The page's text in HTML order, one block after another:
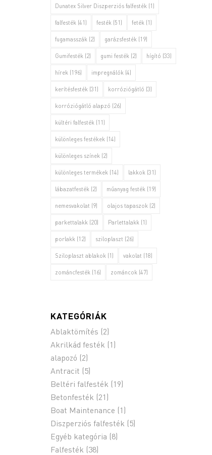
Dunatex Silver Diszperziós falfesték (1)
falfesték (41) festék (51) feték (1)
fugamasszák (2) garázsfesték (19)
Gumifesték (2) gumi festék (2) hígító (33)
hírek (196) impregnálók (4)
kerítésfesték (31) korróziógátló (3)
korróziógátló alapzó (26)
kültéri falfesték (11)
különleges festékek (14)
különleges színek (2)
különleges termékek (14) lakkok (31)
lábazatfesték (2) műanyag festék (19)
nemesvakolat (9) olajos tapaszok (2)
parkettalakk (20) Parlettalakk (1)
porlakk (12) sziloplaszt (26)
Sziloplaszt ablakok (1) vakolat (18)
zománcfesték (16) zománcok (47)
KATEGÓRIÁK
Ablaktömítés (2)
Akrilkád festék (1)
alapozó (2)
Antracit (5)
Beltéri falfesték (19)
Betonfesték (21)
Boat Maintenance (1)
Diszperziós falfesték (5)
Egyéb kategória (8)
Falfesték (38)